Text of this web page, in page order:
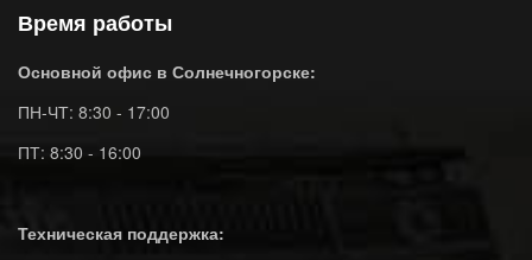
Время работы
Основной офис в Солнечногорске:
ПН-ЧТ: 8:30 - 17:00
ПТ: 8:30 - 16:00
Техническая поддержка: